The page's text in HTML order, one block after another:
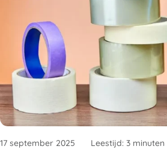
17 september 2025 Leestijd: 3 minuten